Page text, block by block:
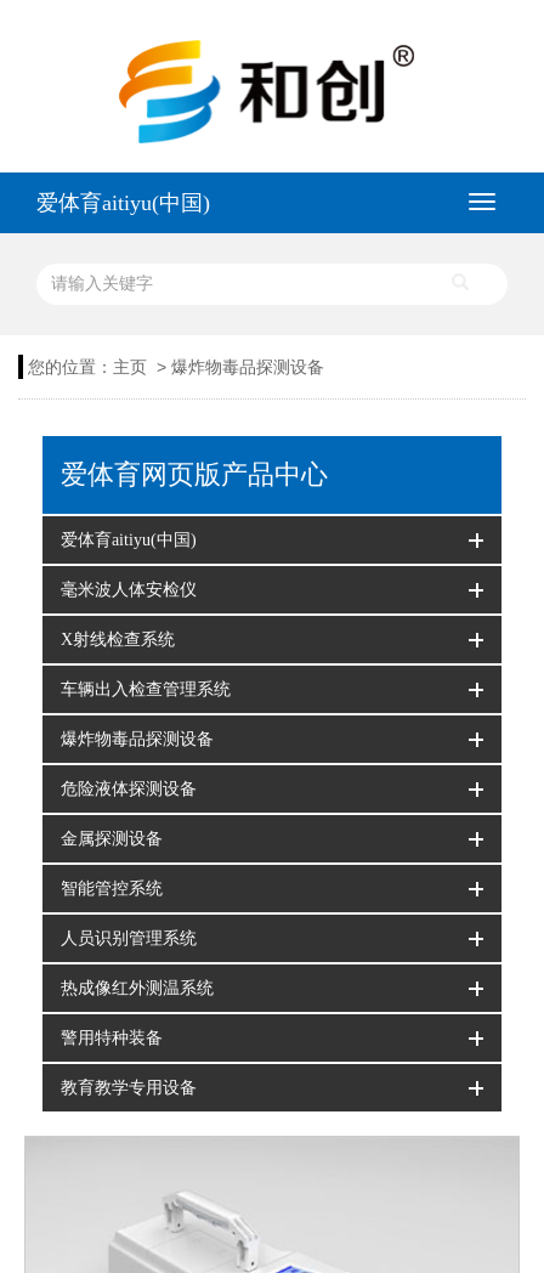
爱体育aitiyu(中国)
您的位置： 主页 > 爆炸物毒品探测设备
爱体育网页版产品中心
爱体育aitiyu(中国)
毫米波人体安检仪
X射线检查系统
车辆出入检查管理系统
爆炸物毒品探测设备
危险液体探测设备
金属探测设备
智能管控系统
人员识别管理系统
热成像红外测温系统
警用特种装备
教育教学专用设备